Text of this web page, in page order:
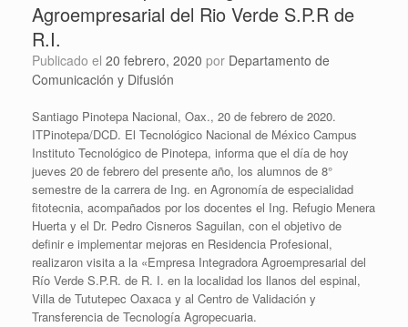
Agroempresarial del Rio Verde S.P.R de
R.I.
Publicado el 20 febrero, 2020 por Departamento de
Comunicación y Difusión
Santiago Pinotepa Nacional, Oax., 20 de febrero de 2020.
ITPinotepa/DCD. El Tecnológico Nacional de México Campus
Instituto Tecnológico de Pinotepa, informa que el día de hoy
jueves 20 de febrero del presente año, los alumnos de 8°
semestre de la carrera de Ing. en Agronomía de especialidad
fitotecnia, acompañados por los docentes el Ing. Refugio Menera
Huerta y el Dr. Pedro Cisneros Saguilan, con el objetivo de
definir e implementar mejoras en Residencia Profesional,
realizaron visita a la «Empresa Integradora Agroempresarial del
Río Verde S.P.R. de R. I. en la localidad los llanos del espinal,
Villa de Tututepec Oaxaca y al Centro de Validación y
Transferencia de Tecnología Agropecuaria.